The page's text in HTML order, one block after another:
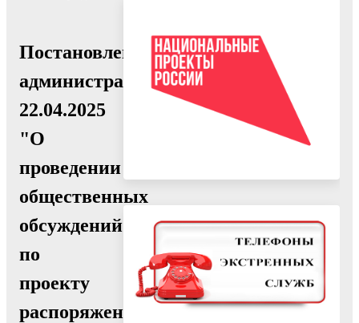
Постановление
администрации
22.04.2025
"О
проведении
общественных
обсуждений
по
проекту
распоряжения